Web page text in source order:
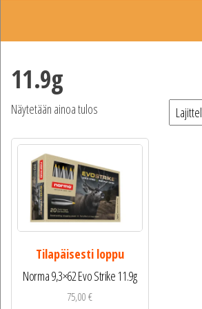
11.9g
Näytetään ainoa tulos
Tilapäisesti loppu
Norma 9,3×62 Evo Strike 11.9g
75,00€